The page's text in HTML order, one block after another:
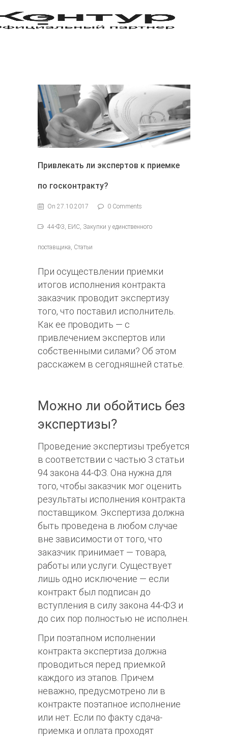
Привлекать ли экспертов к приемке
по госконтракту?
On 27.10.2017 0 Comments
44-ФЗ, ЕИС, Закупки у единственного
поставщика, Статьи
При осуществлении приемки
итогов исполнения контракта
заказчик проводит экспертизу
того, что поставил исполнитель.
Как ее проводить — с
привлечением экспертов или
собственными силами? Об этом
расскажем в сегодняшней статье.
Можно ли обойтись без
экспертизы?
Проведение экспертизы требуется
в соответствии с частью 3 статьи
94 закона 44-ФЗ. Она нужна для
того, чтобы заказчик мог оценить
результаты исполнения контракта
поставщиком. Экспертиза должна
быть проведена в любом случае
вне зависимости от того, что
заказчик принимает — товара,
работы или услуги. Существует
лишь одно исключение — если
контракт был подписан до
вступления в силу закона 44-ФЗ и
до сих пор полностью не исполнен.
При поэтапном исполнении
контракта экспертиза должна
проводиться перед приемкой
каждого из этапов. Причем
неважно, предусмотрено ли в
контракте поэтапное исполнение
или нет. Если по факту сдача-
приемка и оплата проходят